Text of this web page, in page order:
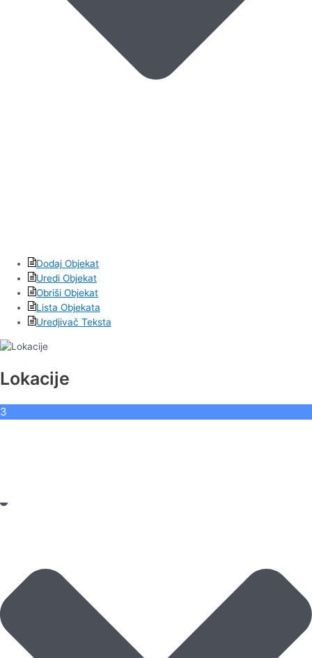
Dodaj Objekat
Uredi Objekat
Obriši Objekat
Lista Objekata
Uredjivač Teksta
Lokacije
3